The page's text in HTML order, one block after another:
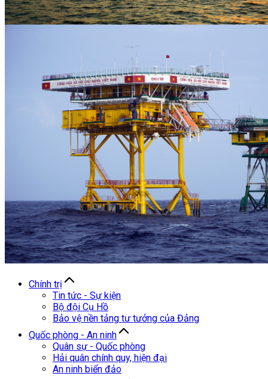
Chính trị
Tin tức - Sự kiện
Bộ đội Cụ Hồ
Bảo vệ nền tảng tư tưởng của Đảng
Quốc phòng - An ninh
Quân sự - Quốc phòng
Hải quân chính quy, hiện đại
An ninh biển đảo